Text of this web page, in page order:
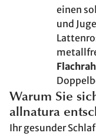
einen
und
Warum Sie
allnatura
Ihr gesunder